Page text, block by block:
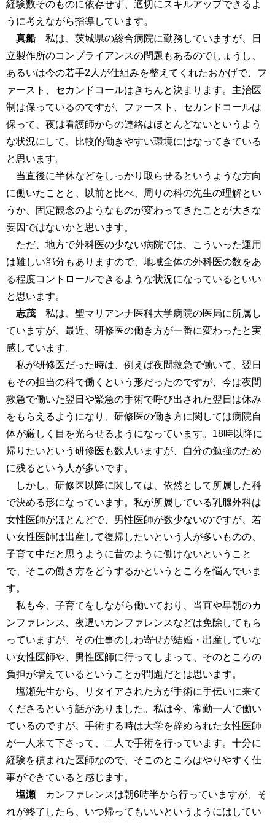
経験数そのものに依存せず、適切にスキルアップできるよ
うに考えながら指導しています。
真船私は、茨城県の総合病院に勤務していますが、日
立製作所のコンプライアンスの問題もあるのでしょうし、
あるいは今の若手2人が仕組みを整えてくれたおかげで、フ
ァースト、セカンドコールはきちんと決まります。主治医
制は保っているのですが、ファースト、セカンドコールは
保って、夜は看護師からの連絡はほとんどないというよう
な状況にして、比較的働きやすい環境にはなってきている
と思います。
当直後に半休などをしっかり取らせるというような方向
に働いたことと、以前と比べ、周りの科の先生の理解とい
うか、固定観念のようなものが変わってきたことが大きな
要因ではないかと思います。
ただ、地方で外科医の少ない病院では、こういった運用
は難しい部分もありますので、地域全体の外科医の数をあ
る程度コントロールできるような状況になっているといい
と思います。
志茂 私は、聖マリアンナ医科大学病院の医局に所属し
ていますが、最近、研修医の働き方が一番に変わったと実
感しています。
私が研修医だった時は、例えば夜間救急で働いて、翌日
もその担当の科で働くという形だったのですが、今は夜間
救急で働いた翌日や緊急の手術で呼び出された翌日は休み
をもらえるようになり、研修医の働き方に関しては病院自
体が厳しく目を光らせるようになっています。18時以降に
帰りたいという研修医も数人いますが、自分の勉強のため
に残るという人が多いです。
しかし、研修医以降に関しては、依然として所属した科
で決める形になっています。私が所属している乳腺外科は
女性医師がほとんどで、男性医師が数少ないのですが、若
い女性医師は出産して復帰したいという人が多いものの、
子育て中だと思うように昔のように働けないということ
で、そこの働き方をどうするかというところを悩んでいま
す。
私も今、子育てをしながら働いており、当直や早朝のカ
ンファレンス、夜遅いカンファレンスなどは免除してもら
っていますが、その仕事のしわ寄せが結婚・出産していな
い女性医師や、男性医師に行ってしまって、そのところの
負担が増えているということが問題だとは思います。
塩瀬先生から、リタイアされた方が手術に手伝いに来て
くださるという話がありました。私は今、常勤一人で働い
ているのですが、手術する時は大学を辞められた女性医師
が一人来て下さって、二人で手術を行っています。十分に
経験を積まれた医師なので、そこのところはやりやすく仕
事ができていると感じます。
塩瀬 カンファレンスは朝6時半から行っていますが、そ
れが終了したら、いつ帰ってもいいというようにはしてい